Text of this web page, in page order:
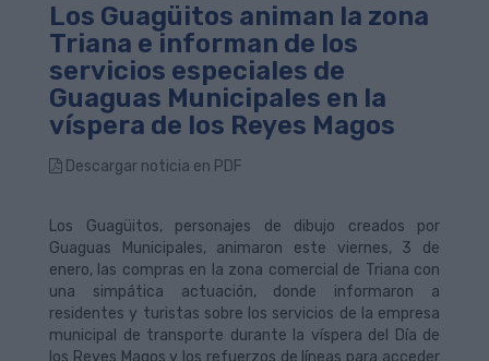
Los Guagüitos animan la zona
Triana e informan de los
servicios especiales de
Guaguas Municipales en la
víspera de los Reyes Magos
Descargar noticia en PDF
Los Guagüitos, personajes de dibujo creados por
Guaguas Municipales, animaron este viernes, 3 de
enero, las compras en la zona comercial de Triana con
una simpática actuación, donde informaron a
residentes y turistas sobre los servicios de la empresa
municipal de transporte durante la víspera del Día de